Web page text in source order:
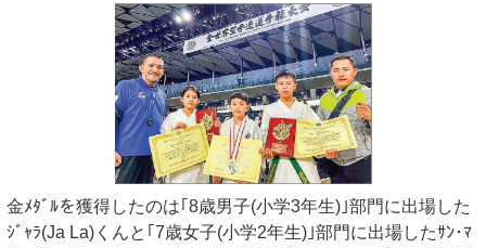
金ﾒﾀﾞﾙを獲得したのは｢8歳男子(小学3年生)｣部門に出場した
ｼﾞｬﾗ(Ja La)くんと｢7歳女子(小学2年生)｣部門に出場したｻﾝ･ﾏ